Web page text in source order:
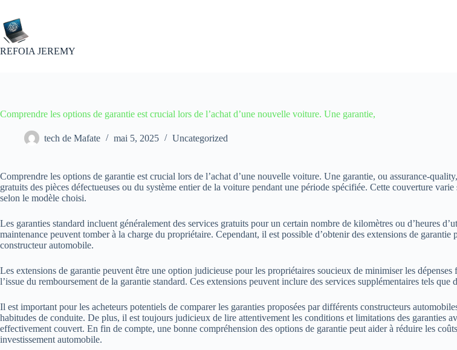
contenu
REFOIA JEREMY
Comprendre les options de garantie est crucial lors de l’achat d’une nouvelle voiture. Une garantie,
tech de Mafate mai 5, 2025 Uncategorized
Comprendre les options de garantie est crucial lors de l’achat d’une nouvelle voiture. Une garantie, ou assurance-
gratuits des pièces défectueuses ou du système entier de la voiture pendant une période spécifiée. Cette couverture
selon le modèle choisi.
Les garanties standard incluent généralement des services gratuits pour un certain nombre de kilomètres ou d’heures
maintenance peuvent tomber à la charge du propriétaire. Cependant, il est possible d’obtenir des extensions de
constructeur automobile.
Les extensions de garantie peuvent être une option judicieuse pour les propriétaires soucieux de minimiser les
l’issue du remboursement de la garantie standard. Ces extensions peuvent inclure des services supplémentaires tels
Il est important pour les acheteurs potentiels de comparer les garanties proposées par différents constructeurs
habitudes de conduite. De plus, il est toujours judicieux de lire attentivement les conditions et limitations des garanties
effectivement couvert. En fin de compte, une bonne compréhension des options de garantie peut aider à réduire les
investissement automobile.